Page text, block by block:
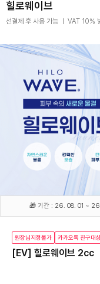
힐로웨이브
선결제 후 사용 가능 ㅣ VAT 10%
🎁 기간 : 26. 08. 01 ~
원장님지정불가 카카오톡 친구대
[EV] 힐로웨이브 2cc